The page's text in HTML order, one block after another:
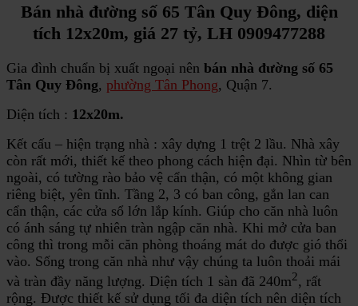
Bán nhà đường số 65 Tân Quy Đông, diện
tích 12x20m, giá 27 tỷ, LH 0909477288
Gia đình chuẩn bị xuất ngoại nên bán nhà đường số 65
Tân Quy Đông, phường Tân Phong, Quận 7.
Diện tích : 12x20m.
Kết cấu – hiện trạng nhà : xây dựng 1 trệt 2 lầu. Nhà xây
còn rất mới, thiết kế theo phong cách hiện đại. Nhìn từ bên
ngoài, có tường rào bảo vệ cẩn thận, có một không gian
riêng biệt, yên tĩnh. Tầng 2, 3 có ban công, gắn lan can
cẩn thận, các cửa sổ lớn lắp kính. Giúp cho căn nhà luôn
có ánh sáng tự nhiên tràn ngập căn nhà. Khi mở cửa ban
công thì trong mỗi căn phòng thoáng mát do được gió thổi
vào. Sống trong căn nhà như vậy chúng ta luôn thoải mái
và tràn đầy năng lượng. Diện tích 1 sàn đã 240m2, rất
rộng. Được thiết kế sử dụng tối đa diện tích nên diện tích